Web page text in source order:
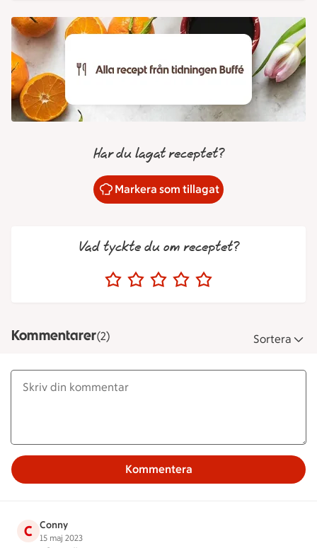
Har du lagat receptet?
Markera som tillagat
Vad tyckte du om receptet?
Kommentarer(2) Sortera
Kommentera
C Conny
15 maj 2023